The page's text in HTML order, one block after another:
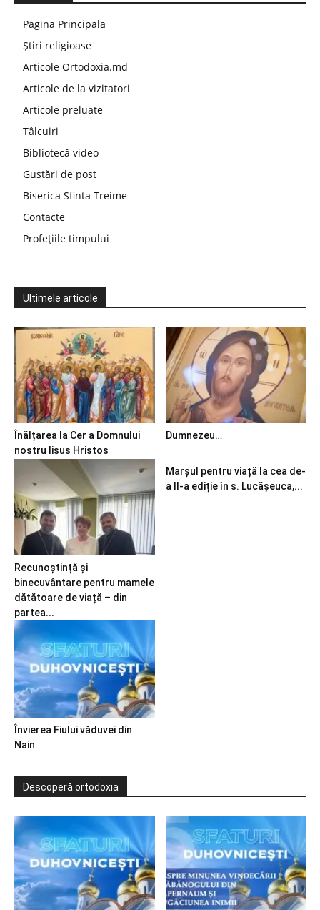
Pagina Principala
Știri religioase
Articole Ortodoxia.md
Articole de la vizitatori
Articole preluate
Tâlcuiri
Bibliotecă video
Gustări de post
Biserica Sfinta Treime
Contacte
Profețiile timpului
Ultimele articole
Înălțarea la Cer a Domnului
nostru Iisus Hristos
Dumnezeu…
Recunoștință și
binecuvântare pentru mamele
dătătoare de viață – din
partea...
Marșul pentru viață la cea de-
a II-a ediție în s. Lucășeuca,...
Învierea Fiului văduvei din
Nain
Descoperă ortodoxia